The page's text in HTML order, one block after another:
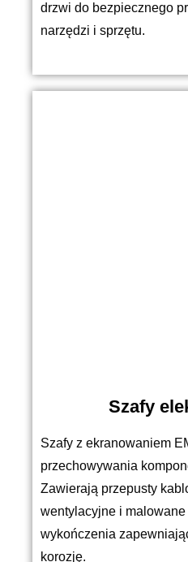
drzwi do bezpiecznego
narzędzi i sprzętu.
Szafy
Szafy z ekranowaniem
przechowywania
Zawierają przepusty
wentylacyjne i
wykończenia
korozję.